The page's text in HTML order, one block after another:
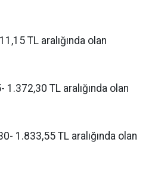
TL aralığında olan
TL aralığında olan
1.833,55 TL aralığında olan